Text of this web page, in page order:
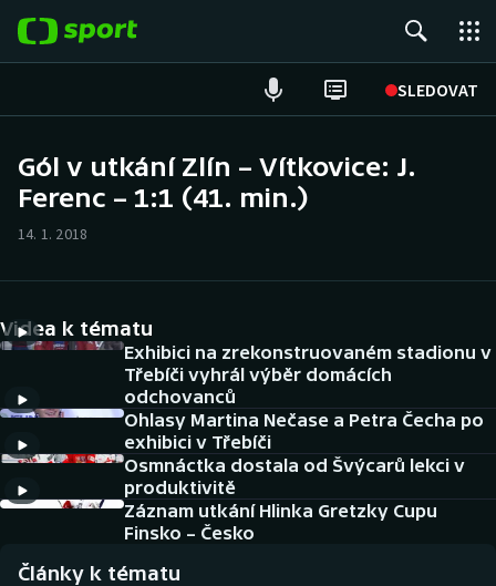
SLEDOVAT
Hokej
Cyklistika
DALŠÍ SPORTY
Americký fotbal
Baseball a softbal
Basketbal
NEPŘEHLÉDNĚTE
Soutěže
Historické návraty
Gól v utkání Zlín – Vítkovice: J.
Ferenc – 1:1 (41. min.)
14. 1. 2018
Videa k tématu
Exhibici na zrekonstruovaném stadionu v
Třebíči vyhrál výběr domácích
odchovanců
Ohlasy Martina Nečase a Petra Čecha po
exhibici v Třebíči
Osmnáctka dostala od Švýcarů lekci v
produktivitě
Záznam utkání Hlinka Gretzky Cupu
Finsko – Česko
Články k tématu